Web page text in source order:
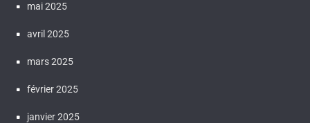
mai 2025
avril 2025
mars 2025
février 2025
janvier 2025